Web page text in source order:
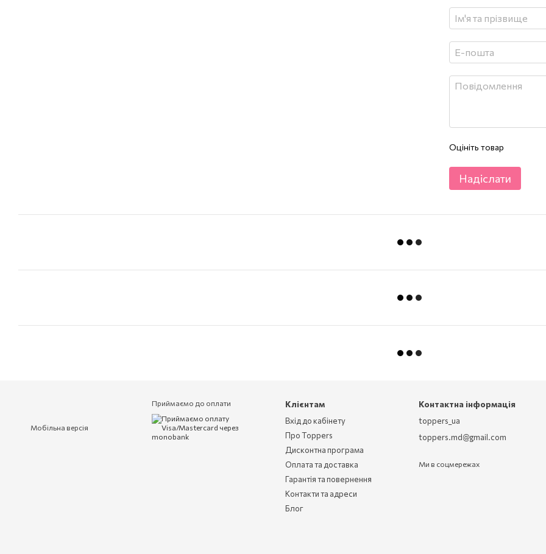
Оцініть товар
Надіслати
Мобільна версія
Приймаємо до оплати Клієнтам
Вхід до кабінету
Про Toppers
Дисконтна програма
Оплата та доставка
Гарантія та повернення
Контакти та адреси
Блог
Контактна інформація
toppers_ua
toppers.md@gmail.com
Ми в соцмережах